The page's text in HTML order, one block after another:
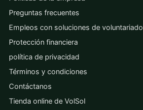
Preguntas frecuentes
Empleos con soluciones de voluntariado
Protección financiera
política de privacidad
Términos y condiciones
Contáctanos
Tienda online de VolSol